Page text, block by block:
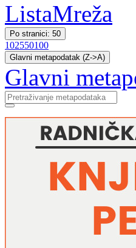
ListaMreža
Po stranici: 50
102550100
Glavni metapodatak (Z->A)
Glavni